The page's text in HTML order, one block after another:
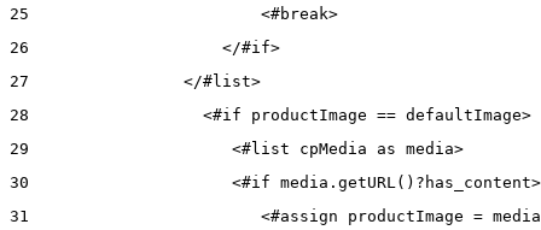
25
                        <#break>
26
                    </#if>
27
                </#list>
28
                  <#if productImage == defaultImage>
29
                     <#list cpMedia as media>
30
<#if
31
<#assign productImage =